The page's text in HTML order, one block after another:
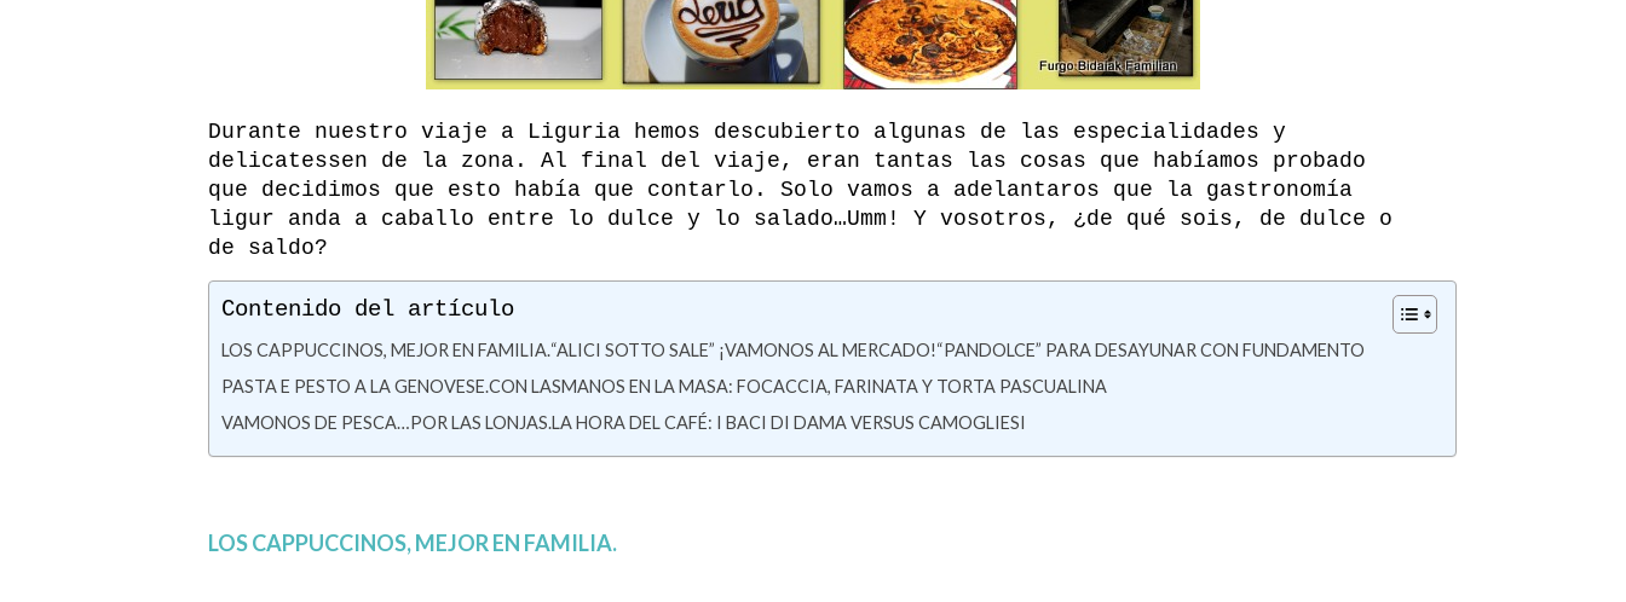
Durante nuestro viaje a Liguria hemos descubierto algunas de las especialidades y
delicatessen de la zona. Al final del viaje, eran tantas las cosas que habíamos probado
que decidimos que esto había que contarlo. Solo vamos a adelantaros que la gastronomía
ligur anda a caballo entre lo dulce y lo salado…Umm! Y vosotros, ¿de qué sois, de dulce o
de saldo?
Contenido del artículo
LOS CAPPUCCINOS, MEJOR EN FAMILIA.“ALICI SOTTO SALE” ¡VAMONOS AL MERCADO!“PANDOLCE” PARA DESAYUNAR CON FUNDAMENTO
PASTA E PESTO A LA GENOVESE.CON LASMANOS EN LA MASA: FOCACCIA, FARINATA Y TORTA PASCUALINA
VAMONOS DE PESCA…POR LAS LONJAS.LA HORA DEL CAFÉ: I BACI DI DAMA VERSUS CAMOGLIESI
LOS CAPPUCCINOS, MEJOR EN FAMILIA.